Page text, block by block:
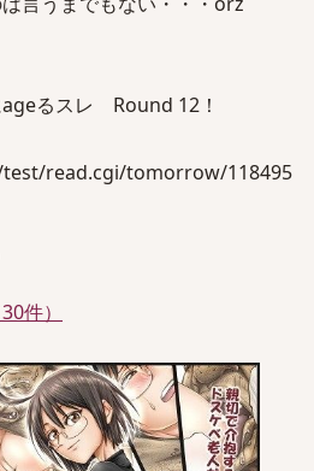
るスレ Round 12！
read.cgi/tomorrow/118495
件）